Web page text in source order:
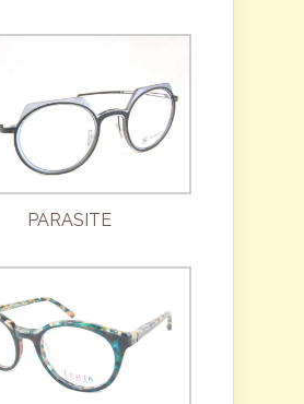
PARASITE